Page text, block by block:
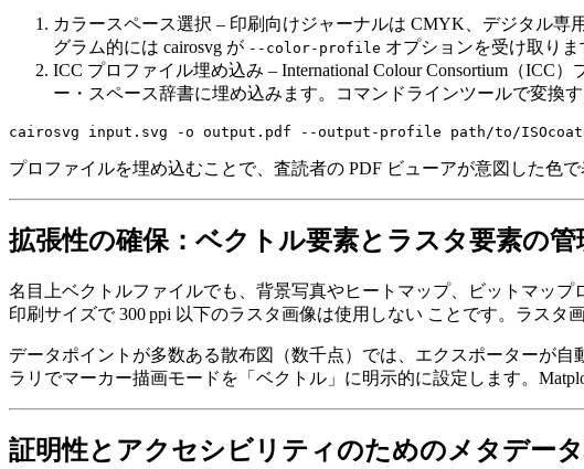
カラースペース選択 – 印刷向けジャーナルは CMYK 、デジタル専
グラム的には cairosvg が --color-profile オプションを受け取りま
ICC プロファイル埋め込み – International Colour Consortium（ICC
ー・スペース辞書に埋め込みます。コマンドラインツールで変換
プロファイルを埋め込むことで、査読者の PDF ビューアが意図した色で
拡張性の確保：ベクトル要素とラスタ要素の管
名目上ベクトルファイルでも、背景写真やヒートマップ、ビットマッ
印刷サイズで 300 ppi 以下のラスタ画像は使用しない ことです。ラスタ
データポイントが多数ある散布図（数千点）では、エクスポーターが
ラリでマーカー描画モードを「ベクトル」に明示的に設定します。
証明性とアクセシビリティのためのメタデー